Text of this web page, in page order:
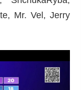
Mr. Vel, Jerry